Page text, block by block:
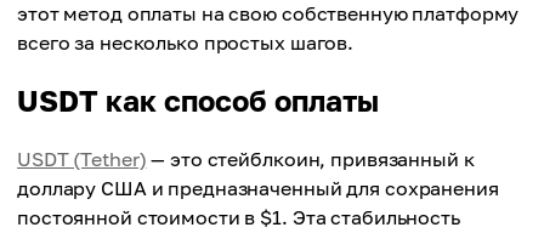
этот метод оплаты на свою собственную платформу
всего за несколько простых шагов.
USDT как способ оплаты
USDT (Tether) — это стейблкоин, привязанный к
доллару США и предназначенный для сохранения
постоянной стоимости в $1. Эта стабильность